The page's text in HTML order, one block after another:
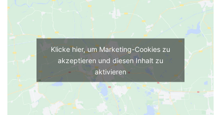
Klicke hier, um Marketing-Cookies zu
akzeptieren und diesen Inhalt zu
aktivieren